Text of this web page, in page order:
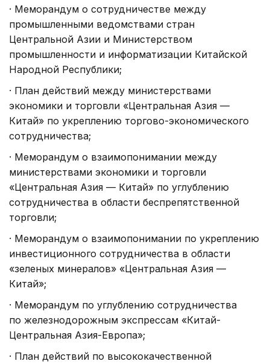
· Меморандум о сотрудничестве между
промышленными ведомствами стран
Центральной Азии и Министерством
промышленности и информатизации Китайской
Народной Республики;
· План действий между министерствами
экономики и торговли «Центральная Азия —
Китай» по укреплению торгово-экономического
сотрудничества;
· Меморандум о взаимопонимании между
министерствами экономики и торговли
«Центральная Азия — Китай» по углублению
сотрудничества в области беспрепятственной
торговли;
· Меморандум о взаимопонимании по укреплению
инвестиционного сотрудничества в области
«зеленых минералов» «Центральная Азия —
Китай»;
· Меморандум по углублению сотрудничества
по железнодорожным экспрессам «Китай-
Центральная Азия-Европа»;
· План действий по высококачественной